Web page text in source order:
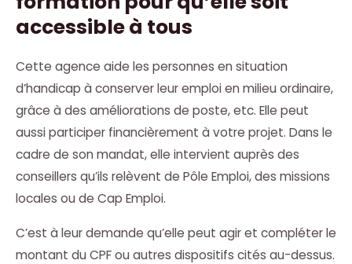
accessible à tous
Cette agence aide les personnes en situation
d’handicap à conserver leur emploi en milieu ordinaire,
grâce à des améliorations de poste, etc. Elle peut
aussi participer financièrement à votre projet. Dans le
cadre de son mandat, elle intervient auprès des
conseillers qu’ils relèvent de Pôle Emploi, des missions
locales ou de Cap Emploi.
C’est à leur demande qu’elle peut agir et compléter le
montant du CPF ou autres dispositifs cités au-dessus.